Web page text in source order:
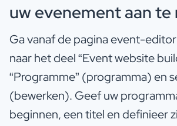
uw evenement aan te
Ga vanaf de pagina event-
naar het deel “Event website
“Programme” (programma) en
(bewerken). Geef uw
beginnen, een titel en definieer